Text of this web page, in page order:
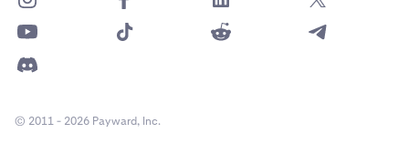
© 2011 - 2026 Payward, Inc.